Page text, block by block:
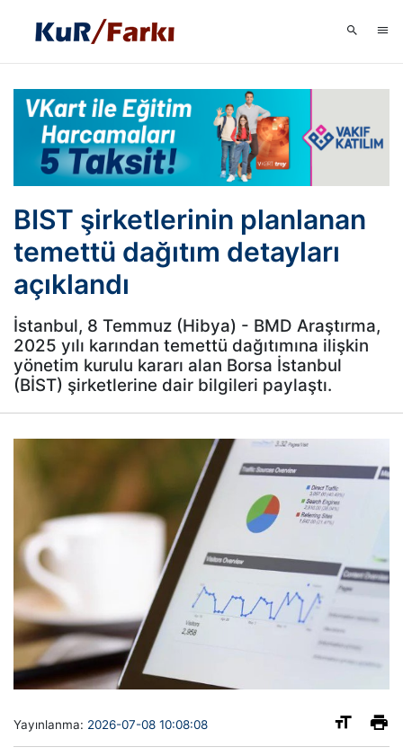
BIST şirketlerinin planlanan
temettü dağıtım detayları
açıklandı
İstanbul, 8 Temmuz (Hibya) - BMD Araştırma,
2025 yılı karından temettü dağıtımına ilişkin
yönetim kurulu kararı alan Borsa İstanbul
(BİST) şirketlerine dair bilgileri paylaştı.
Yayınlanma: 2026-07-08 10:08:08